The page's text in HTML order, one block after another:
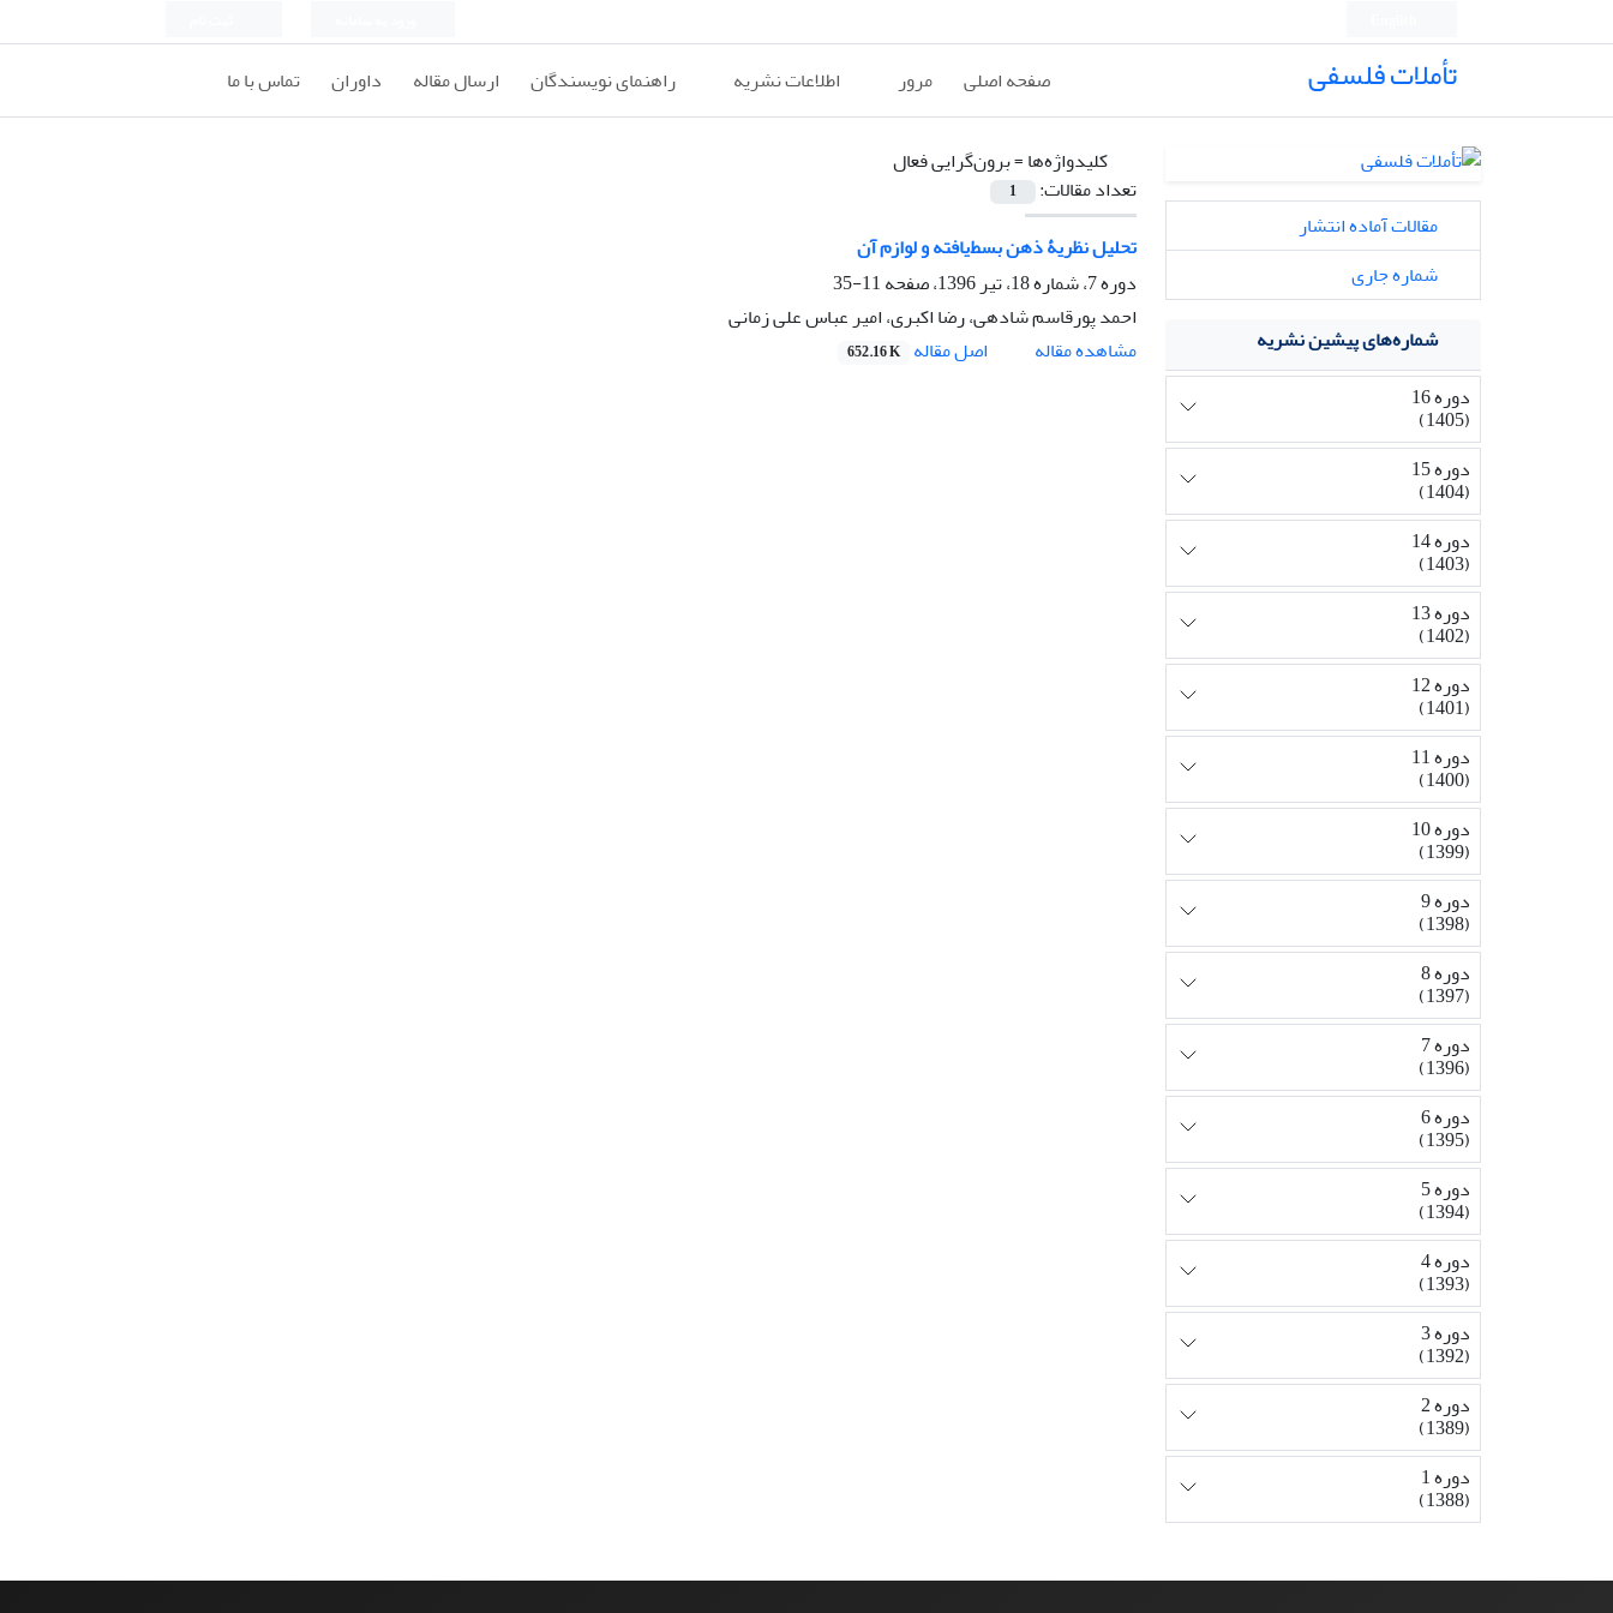
تأملات فلسفی صفحه اصلی مرور اطلاعات نشریه راهنمای نویسندگان ارسال مقاله داوران تماس با ما
کلیدواژه‌ها =برون‌گرایی فعال
تعداد مقالات:
1
تحلیل نظریۀ ذهن بسط‌یافته و لوازم آن
دوره 7، شماره 18، تیر 1396، صفحه
11-35
احمد پورقاسم شادهی، رضا اکبری، امیر عباس علی زمانی
مشاهده مقاله
اصل مقاله 652.16 K
مقالات آماده انتشار
شماره جاری
شماره‌های پیشین نشریه
دوره 16
(1405)
دوره 15
(1404)
دوره 14
(1403)
دوره 13
(1402)
دوره 12
(1401)
دوره 11
(1400)
دوره 10
(1399)
دوره 9
(1398)
دوره 8
(1397)
دوره 7
(1396)
دوره 6
(1395)
دوره 5
(1394)
دوره 4
(1393)
دوره 3
(1392)
دوره 2
(1389)
دوره 1
(1388)